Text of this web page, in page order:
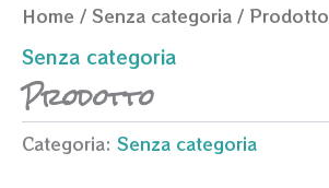
Home / Senza categoria / Prodotto
Senza categoria
Prodotto
Categoria: Senza categoria